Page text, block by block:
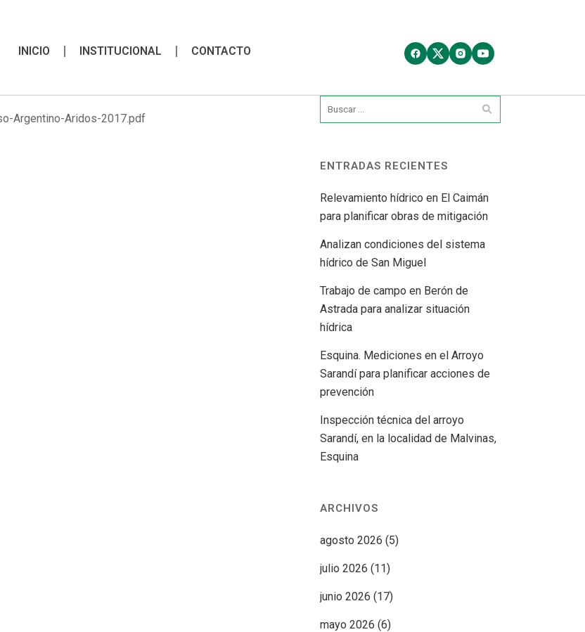
INICIO INSTITUCIONAL CONTACTO
Argentino-Aridos-2017.pdf
ENTRADAS RECIENTES
Relevamiento hídrico en El Caimán
para planificar obras de mitigación
Analizan condiciones del sistema
hídrico de San Miguel
Trabajo de campo en Berón de
Astrada para analizar situación
hídrica
Esquina. Mediciones en el Arroyo
Sarandí para planificar acciones de
prevención
Inspección técnica del arroyo
Sarandí, en la localidad de Malvinas,
Esquina
ARCHIVOS
agosto 2026 (5)
julio 2026 (11)
junio 2026 (17)
mayo 2026 (6)